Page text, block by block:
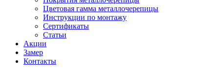
Цветовая гамма металлочерепицы
Инструкции по монтажу
Сертификаты
Статьи
Акции
Замер
Контакты